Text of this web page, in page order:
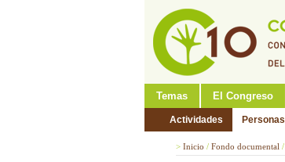
Temas El Congreso
Actividades Personas
> Inicio / Fondo documental /